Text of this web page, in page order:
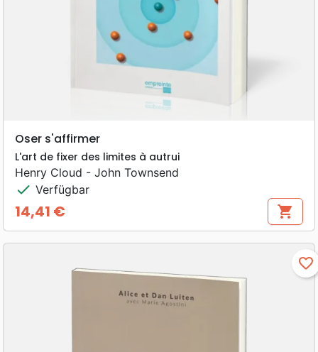
Oser s'affirmer
L'art de fixer des limites à autrui
Henry Cloud - John Townsend
check Verfügbar
Preis
14,41 € shopping_cart
favorite_border